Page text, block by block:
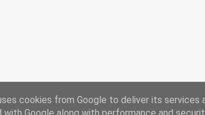
cookies from Google to deliver its services